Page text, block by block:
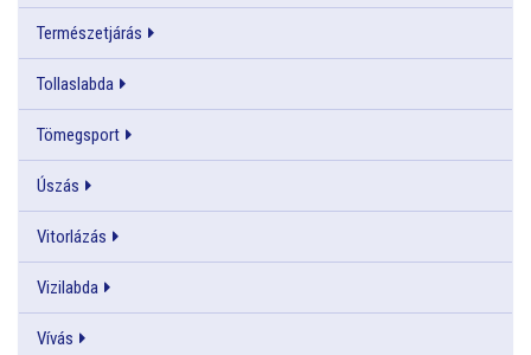
Természetjárás
Tollaslabda
Tömegsport
Úszás
Vitorlázás
Vizilabda
Vívás